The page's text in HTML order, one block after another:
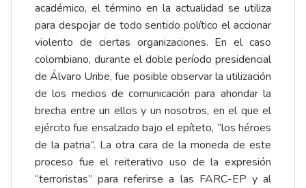
académico, el término en la actualidad se utiliza
para despojar de todo sentido político el accionar
violento de ciertas organizaciones. En el caso
colombiano, durante el doble período presidencial
de Álvaro Uribe, fue posible observar la utilización
de los medios de comunicación para ahondar la
brecha entre un ellos y un nosotros, en el que el
ejército fue ensalzado bajo el epíteto, “los héroes
de la patria”. La otra cara de la moneda de este
proceso fue el reiterativo uso de la expresión
“terroristas” para referirse a las FARC-EP y al